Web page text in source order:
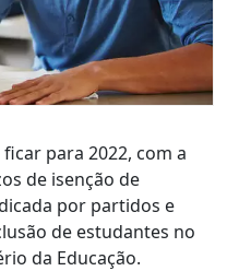
para 2022, com a
de isenção de
por partidos e
de estudantes no
da Educação.